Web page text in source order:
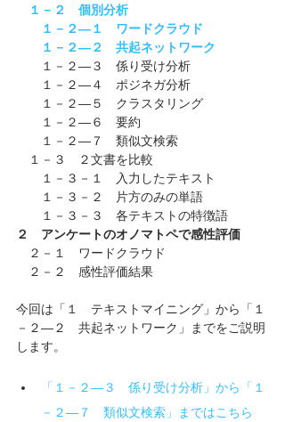
１－２　個別分析
１－２―１　ワードクラウド
１－２―２　共起ネットワーク
１－２―３　係り受け分析
１－２―４　ポジネガ分析
１－２―５　クラスタリング
１－２―６　要約
１－２―７　類似文検索
１－３　２文書を比較
１－３－１
入力したテキスト
１－３－２　片方のみの単語
１－３－３　各テキストの特徴語
２　アンケートのオノマトペで感性評価
２－１　ワードクラウド
２－２　感性評価結果
今回は「１　テキストマイニング」から「１
－２―２　共起ネットワーク」までをご説明
します。
「１－２―３　係り受け分析」から「１
－２―７　類似文検索」まではこちら